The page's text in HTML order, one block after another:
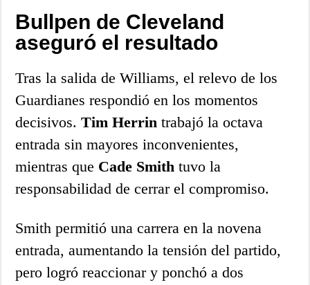
Bullpen de Cleveland
aseguró el resultado
Tras la salida de Williams, el relevo de los
Guardianes respondió en los momentos
decisivos.Tim Herrin trabajó la octava
entrada sin mayores inconvenientes,
mientras que Cade Smith tuvo la
responsabilidad de cerrar el compromiso.
Smith permitió una carrera en la novena
entrada, aumentando la tensión del partido,
pero logró reaccionar y ponchó a dos